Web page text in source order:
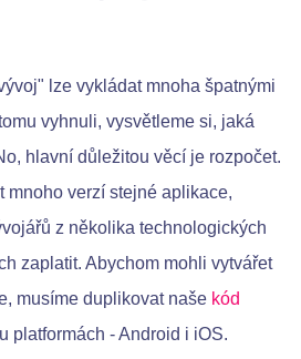
lze vykládat mnoha špatnými
vyhnuli, vysvětleme si, jaká
hlavní důležitou věcí je rozpočet.
mnoho verzí stejné aplikace,
z několika technologických
zaplatit. Abychom mohli vytvářet
musíme duplikovat naše kód
platformách - Android i iOS.